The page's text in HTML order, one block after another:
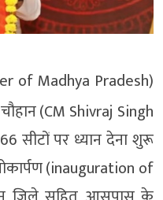
of Madhya Pradesh)
(CM Shivraj Singh
सीटों पर ध्यान देना शुरू
(inauguration of